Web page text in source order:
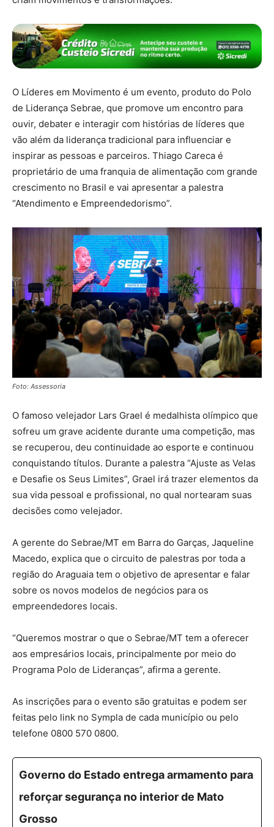
O Líderes em Movimento é um evento, produto do Polo
de Liderança Sebrae, que promove um encontro para
ouvir, debater e interagir com histórias de líderes que
vão além da liderança tradicional para influenciar e
inspirar as pessoas e parceiros. Thiago Careca é
proprietário de uma franquia de alimentação com grande
crescimento no Brasil e vai apresentar a palestra
“Atendimento e Empreendedorismo”.
Foto: Assessoria
O famoso velejador Lars Grael é medalhista olímpico que
sofreu um grave acidente durante uma competição, mas
se recuperou, deu continuidade ao esporte e continuou
conquistando títulos. Durante a palestra “Ajuste as Velas
e Desafie os Seus Limites”, Grael irá trazer elementos da
sua vida pessoal e profissional, no qual nortearam suas
decisões como velejador.
A gerente do Sebrae/MT em Barra do Garças, Jaqueline
Macedo, explica que o circuito de palestras por toda a
região do Araguaia tem o objetivo de apresentar e falar
sobre os novos modelos de negócios para os
empreendedores locais.
“Queremos mostrar o que o Sebrae/MT tem a oferecer
aos empresários locais, principalmente por meio do
Programa Polo de Lideranças”, afirma a gerente.
As inscrições para o evento são gratuitas e podem ser
feitas pelo link no Sympla de cada município ou pelo
telefone 0800 570 0800.
Governo do Estado entrega armamento para
reforçar segurança no interior de Mato
Grosso